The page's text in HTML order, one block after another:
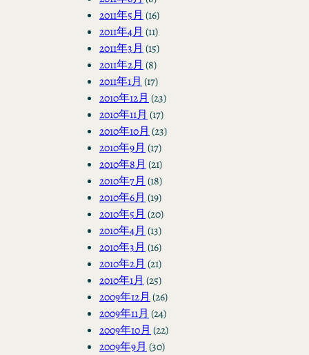
2011年5月 (16)
2011年4月 (11)
2011年3月 (15)
2011年2月 (8)
2011年1月 (17)
2010年12月 (23)
2010年11月 (17)
2010年10月 (23)
2010年9月 (17)
2010年8月 (21)
2010年7月 (18)
2010年6月 (19)
2010年5月 (20)
2010年4月 (13)
2010年3月 (16)
2010年2月 (21)
2010年1月 (25)
2009年12月 (26)
2009年11月 (24)
2009年10月 (22)
2009年9月 (30)